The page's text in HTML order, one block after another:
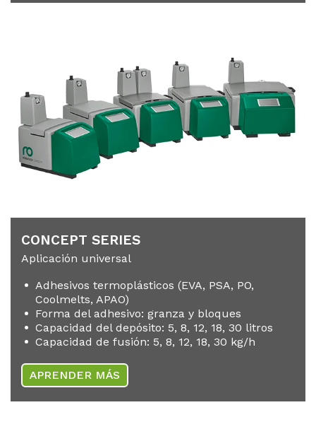
CON­CEPT SE­RIES
Aplicación universal
Adhesivos termoplásticos (EVA, PSA, PO,
Coolmelts, APAO)
Forma del adhesivo: granza y bloques
Capacidad del depósito: 5, 8, 12, 18, 30 litros
Capacidad de fusión: 5, 8, 12, 18, 30 kg/h
APRENDER MÁS